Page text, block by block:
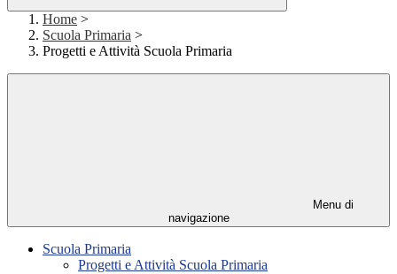
Home >
Scuola Primaria >
Progetti e Attività Scuola Primaria
Menu di
navigazione
Scuola Primaria
Progetti e Attività Scuola Primaria